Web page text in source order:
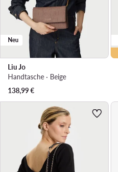
Neu
Liu Jo
Handtasche · Beige
138,99€